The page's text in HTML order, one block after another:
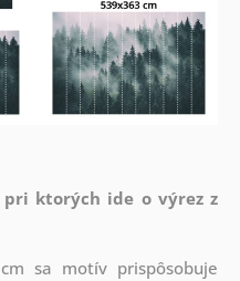
pri ktorých ide o výrez z
sa motív prispôsobuje